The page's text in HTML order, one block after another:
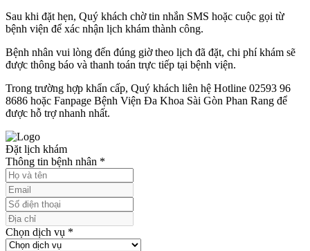
Sau khi đặt hẹn, Quý khách chờ tin nhắn SMS hoặc cuộc gọi từ
bệnh viện để xác nhận lịch khám thành công.
Bệnh nhân vui lòng đến đúng giờ theo lịch đã đặt, chi phí khám sẽ
được thông báo và thanh toán trực tiếp tại bệnh viện.
Trong trường hợp khẩn cấp, Quý khách liên hệ Hotline 02593 96
8686 hoặc Fanpage Bệnh Viện Đa Khoa Sài Gòn Phan Rang để
được hỗ trợ nhanh nhất.
Đặt lịch khám
Thông tin bệnh nhân *
Chọn dịch vụ *